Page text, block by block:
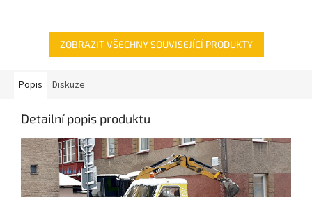
(tonáž)...
ZOBRAZIT VŠECHNY SOUVISEJÍCÍ PRODUKTY
Popis Diskuze
Detailní popis produktu